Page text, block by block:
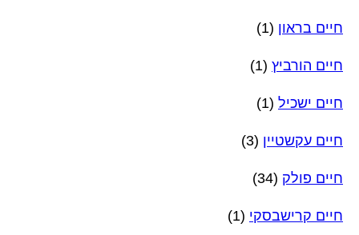
חיים בראון (1)
חיים הורביץ (1)
חיים ישכיל (1)
חיים עקשטיין (3)
חיים פולק (34)
חיים קרישבסקי (1)